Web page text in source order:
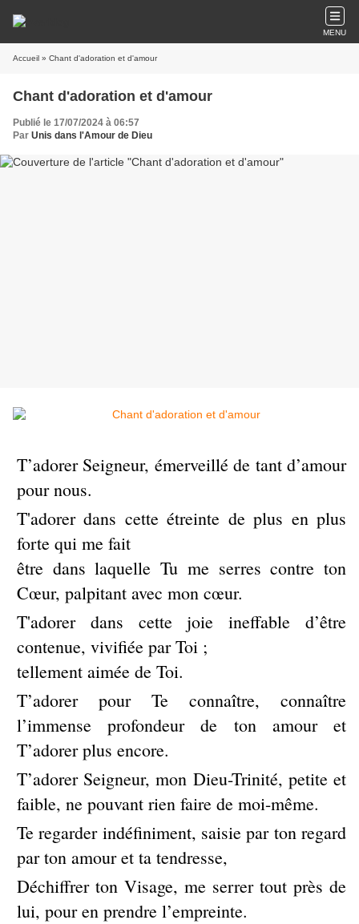
MENU
Accueil » Chant d'adoration et d'amour
Chant d'adoration et d'amour
Publié le 17/07/2024 à 06:57
Par Unis dans l'Amour de Dieu
T’adorer Seigneur, émerveillé de tant d’amour
pour nous.
T'adorer dans cette étreinte de plus en plus
forte qui me fait
être dans laquelle Tu me serres contre ton
Cœur, palpitant avec mon cœur.
T'adorer dans cette joie ineffable d’être
contenue, vivifiée par Toi ;
tellement aimée de Toi.
T’adorer pour Te connaître, connaître
l’immense profondeur de ton amour et
T’adorer plus encore.
T’adorer Seigneur, mon Dieu-Trinité, petite et
faible, ne pouvant rien faire de moi-même.
Te regarder indéfiniment, saisie par ton regard
par ton amour et ta tendresse,
Déchiffrer ton Visage, me serrer tout près de
lui, pour en prendre l’empreinte.